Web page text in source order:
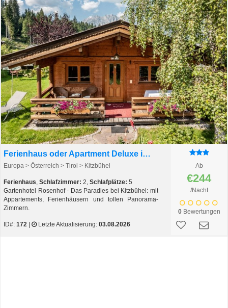
Ferienhaus oder Apartment Deluxe im Gartenhotel Rosenhof
Europa > Österreich > Tirol > Kitzbühel
Ferienhaus, Schlafzimmer: 2, Schlafplätze: 5
Gartenhotel Rosenhof - Das Paradies bei Kitzbühel: mit
Appartements, Ferienhäusern und tollen Panorama-
Zimmern.
ID#: 172 Letzte Aktualisierung: 03.08.2026
Ab
€244
/Nacht
0Bewertungen